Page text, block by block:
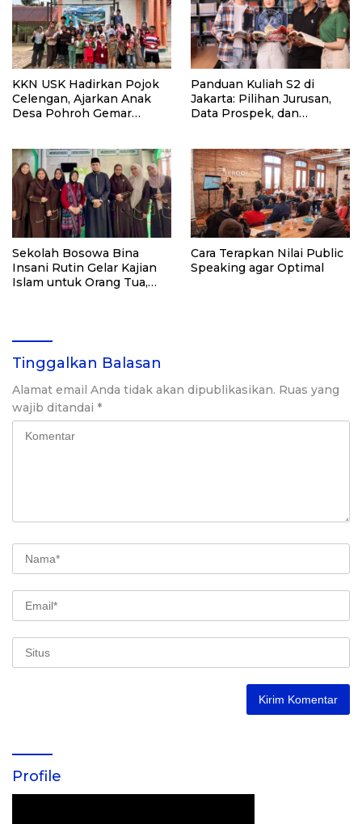
KKN USK Hadirkan Pojok
Celengan, Ajarkan Anak
Desa Pohroh Gemar
Panduan Kuliah S2 di
Jakarta: Pilihan Jurusan,
Data Prospek, dan
Sekolah Bosowa Bina
Insani Rutin Gelar Kajian
Islam untuk Orang Tua,
Cara Terapkan Nilai Public
Speaking agar Optimal
Tinggalkan Balasan
Alamat email Anda tidak akan dipublikasikan. Ruas yang
wajib ditandai *
Profile